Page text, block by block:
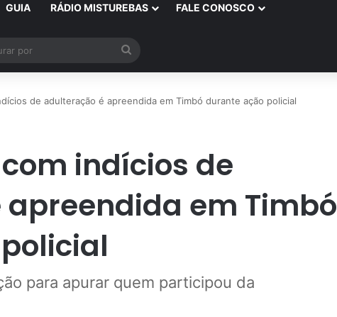
GUIA RÁDIO MISTUREBAS FALE CONOSCO
por
de adulteração é apreendida em Timbó durante ação policial
indícios de
em Timbó
para apurar quem participou da